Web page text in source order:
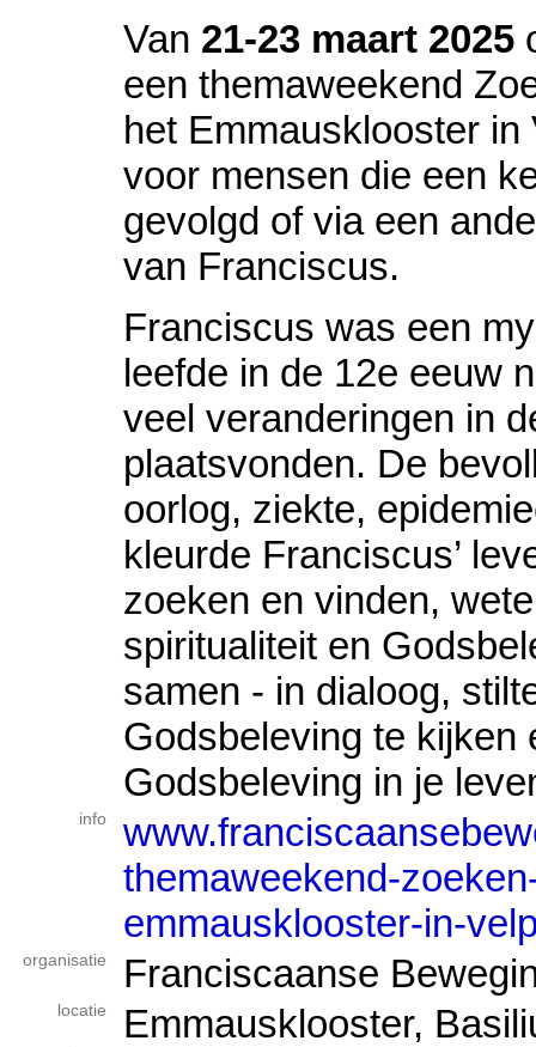
Van 21-23 maart 2025
een themaweekend
het Emmausklooster
voor mensen die een
gevolgd of via een
van Franciscus.
Franciscus was een
leefde in de 12e eeuw
veel veranderingen in
plaatsvonden. De
oorlog, ziekte,
kleurde Franciscus’
zoeken en vinden,
spiritualiteit en
samen - in dialoog,
Godsbeleving te kijken
Godsbeleving in je
info
themaweekend-
emmausklooster-in-
organisatie Franciscaanse
locatie Emmausklooster,